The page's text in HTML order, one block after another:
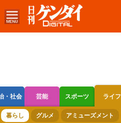
・社会 芸能 スポーツ ライフ
ボートレース 競輪 オートレース
暮らし グルメ アミューズメント